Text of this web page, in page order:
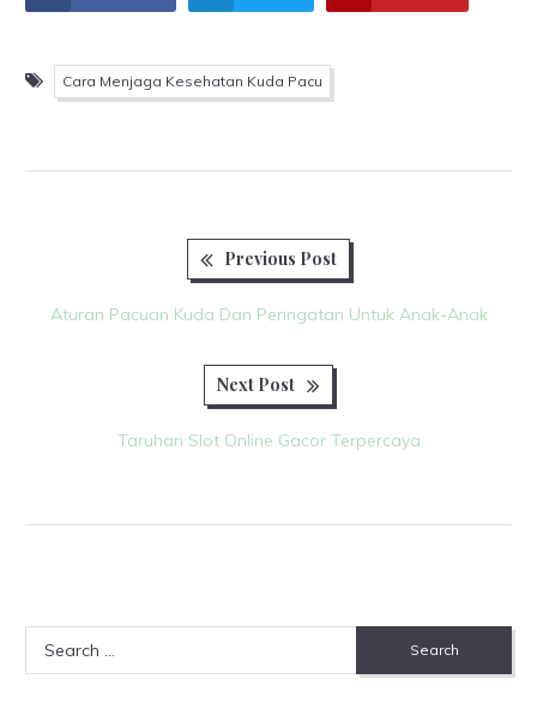
Cara Menjaga Kesehatan Kuda Pacu
navigation
Previous Post
Aturan Pacuan Kuda Dan Peringatan Untuk Anak-Anak
Next Post
Taruhan Slot Online Gacor Terpercaya
for: